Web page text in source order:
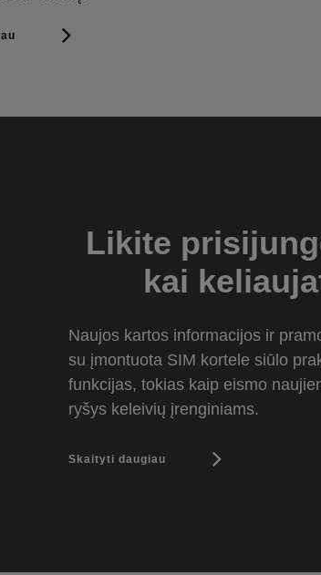
Likite
kai
Naujos kartos informacijos ir
su įmontuota SIM kortele siūlo
funkcijas, tokias kaip eismo
ryšys keleivių įrenginiams.
Skaityti daugiau